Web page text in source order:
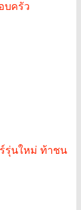
บครัว
รุ่นใหม่ ท้าชน